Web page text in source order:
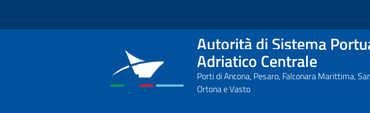
Autorità di Sistema
Adriatico Centrale
Porti di Ancona, Pesaro, Falconara Marittima,
Ortona e Vasto